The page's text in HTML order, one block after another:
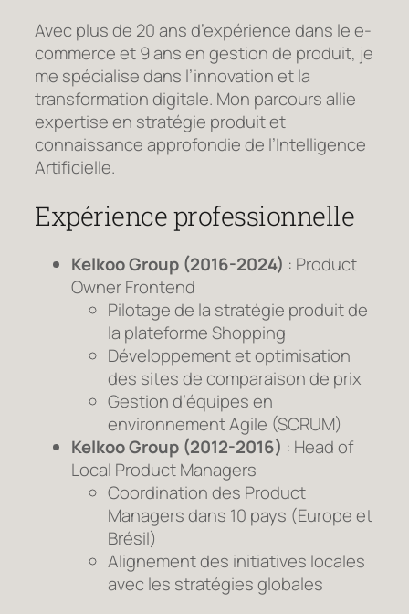
Avec plus de 20 ans d’expérience dans le e-
commerce et 9 ans en gestion de produit, je
me spécialise dans l’innovation et la
transformation digitale. Mon parcours allie
expertise en stratégie produit et
connaissance approfondie de l’Intelligence
Artificielle.
Expérience professionnelle
Kelkoo Group (2016-2024) : Product
Owner Frontend
Pilotage de la stratégie produit de
la plateforme Shopping
Développement et optimisation
des sites de comparaison de prix
Gestion d’équipes en
environnement Agile (SCRUM)
Kelkoo Group (2012-2016) : Head of
Local Product Managers
Coordination des Product
Managers dans 10 pays (Europe et
Brésil)
Alignement des initiatives locales
avec les stratégies globales